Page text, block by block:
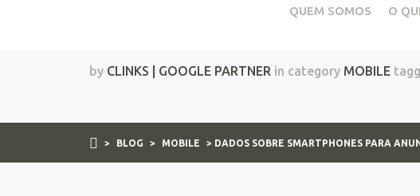
QUEM SOMOS O
Dados Sobre
by CLINKS | GOOGLE PARTNER in category MOBILE
> BLOG > MOBILE > DADOS SOBRE SMARTPHONES PARA